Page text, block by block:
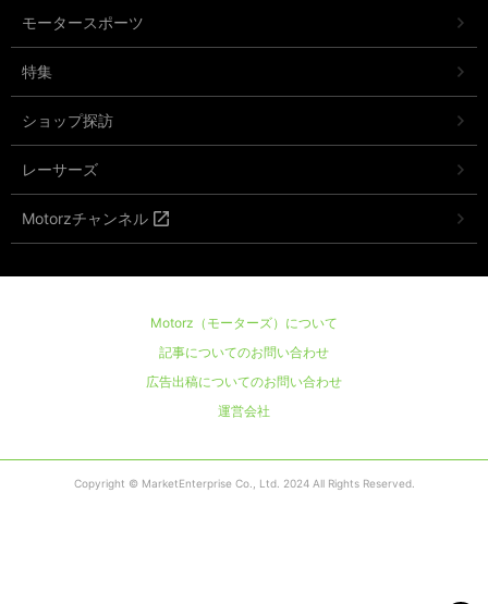
モータースポーツ
特集
ショップ探訪
レーサーズ
Motorzチャンネル
Motorz（モーターズ）について
記事についてのお問い合わせ
広告出稿についてのお問い合わせ
運営会社
Copyright © MarketEnterprise Co., Ltd. 2024 All Rights Reserved.